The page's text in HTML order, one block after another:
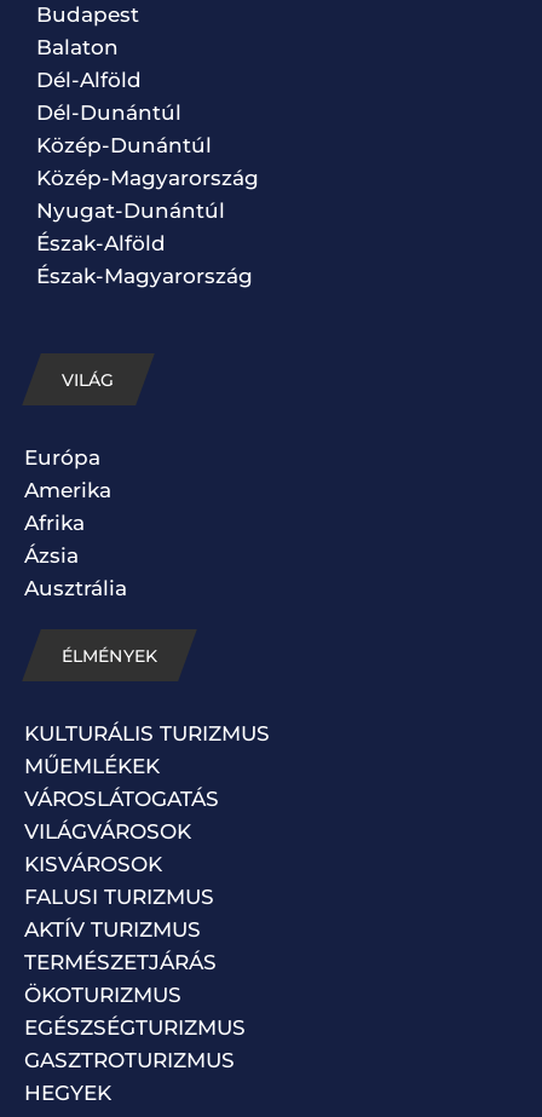
Budapest
Balaton
Dél-Alföld
Dél-Dunántúl
Közép-Dunántúl
Közép-Magyarország
Nyugat-Dunántúl
Észak-Alföld
Észak-Magyarország
VILÁG
Európa
Amerika
Afrika
Ázsia
Ausztrália
ÉLMÉNYEK
KULTURÁLIS TURIZMUS
MŰEMLÉKEK
VÁROSLÁTOGATÁS
VILÁGVÁROSOK
KISVÁROSOK
FALUSI TURIZMUS
AKTÍV TURIZMUS
TERMÉSZETJÁRÁS
ÖKOTURIZMUS
EGÉSZSÉGTURIZMUS
GASZTROTURIZMUS
HEGYEK